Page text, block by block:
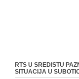
RTS U SREDISTU
SITUACIJA U